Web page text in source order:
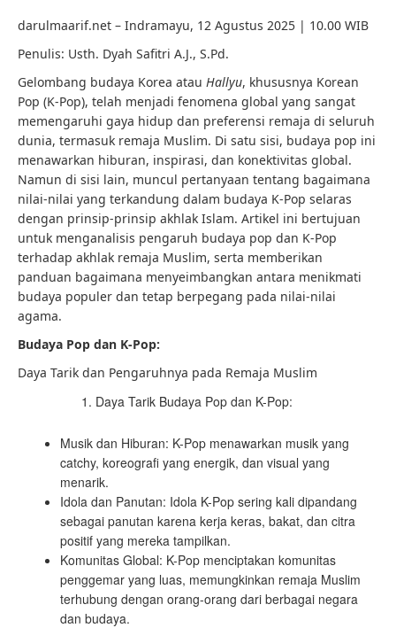
darulmaarif.net – Indramayu, 12 Agustus 2025 | 10.00 WIB
Penulis: Usth. Dyah Safitri A.J., S.Pd.
Gelombang budaya Korea atau Hallyu, khususnya Korean
Pop (K-Pop), telah menjadi fenomena global yang sangat
memengaruhi gaya hidup dan preferensi remaja di seluruh
dunia, termasuk remaja Muslim. Di satu sisi, budaya pop ini
menawarkan hiburan, inspirasi, dan konektivitas global.
Namun di sisi lain, muncul pertanyaan tentang bagaimana
nilai-nilai yang terkandung dalam budaya K-Pop selaras
dengan prinsip-prinsip akhlak Islam. Artikel ini bertujuan
untuk menganalisis pengaruh budaya pop dan K-Pop
terhadap akhlak remaja Muslim, serta memberikan
panduan bagaimana menyeimbangkan antara menikmati
budaya populer dan tetap berpegang pada nilai-nilai
agama.
Budaya Pop dan K-Pop:
Daya Tarik dan Pengaruhnya pada Remaja Muslim
Daya Tarik Budaya Pop dan K-Pop:
Musik dan Hiburan: K-Pop menawarkan musik yang
catchy, koreografi yang energik, dan visual yang
menarik.
Idola dan Panutan: Idola K-Pop sering kali dipandang
sebagai panutan karena kerja keras, bakat, dan citra
positif yang mereka tampilkan.
Komunitas Global: K-Pop menciptakan komunitas
penggemar yang luas, memungkinkan remaja Muslim
terhubung dengan orang-orang dari berbagai negara
dan budaya.